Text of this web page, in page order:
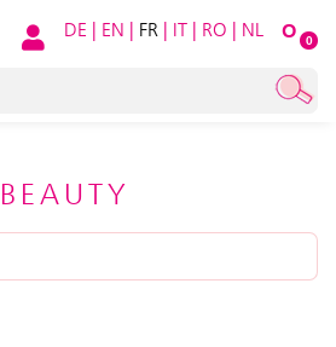
O 0
DE | EN | FR | IT | RO | NL
BEAUTY